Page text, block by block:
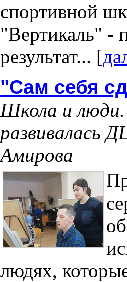
спортивной
"Вертикаль" -
результат... [
"Сам себя
Школа и люди.
Амирова
людях,